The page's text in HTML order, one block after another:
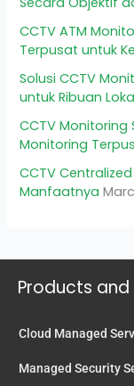
CCTV ATM
Terpusat untuk
Solusi CCTV
untuk Ribuan
CCTV Monitoring
Monitoring
CCTV
Manfaatnya
Products and
Cloud Managed
Managed Security